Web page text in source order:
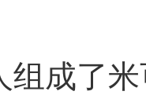
组成了